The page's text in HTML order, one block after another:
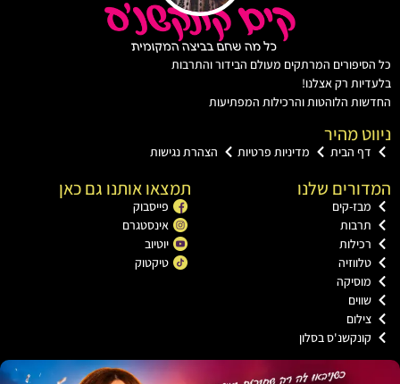
המרתקים מעולם הבידור והתרבות
רק אצלנו!
הלוהטות והרכילות המפתיעות
מהיר
הבית מדיניות פרטיות הצהרת נגישות
שלנו
קים
בסלון
תמצאו אותנו גם כאן
פייסבוק
אינסטגרם
יוטיוב
טיקטוק